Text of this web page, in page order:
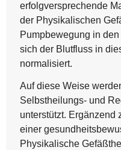
erfolgversprechende
der Physikalischen
Pumpbewegung in
sich der Blutfluss in
normalisiert.
Auf diese Weise
Selbstheilungs- und
unterstützt. Ergänzend
einer
Physikalische